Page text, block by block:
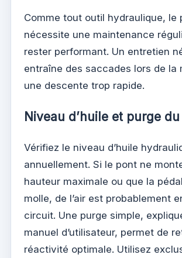
Comme tout outil hydraulique, le
nécessite une maintenance
rester performant. Un entretien
entraîne des saccades lors de la
une descente trop rapide.
Niveau d’huile et purge
Vérifiez le niveau d’huile
annuellement. Si le pont ne
hauteur maximale ou que la
molle, de l’air est probablement
circuit. Une purge simple,
manuel d’utilisateur, permet de
réactivité optimale. Utilisez